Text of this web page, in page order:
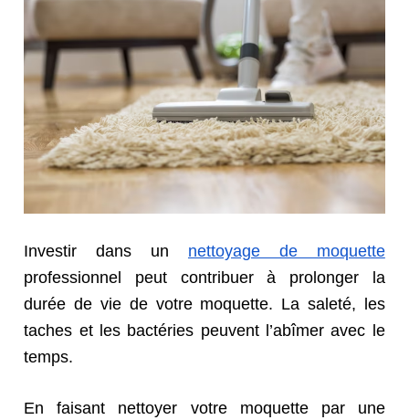
Investir dans un nettoyage de moquette
professionnel peut contribuer à prolonger la
durée de vie de votre moquette. La saleté, les
taches et les bactéries peuvent l’abîmer avec le
temps.
En faisant nettoyer votre moquette par une